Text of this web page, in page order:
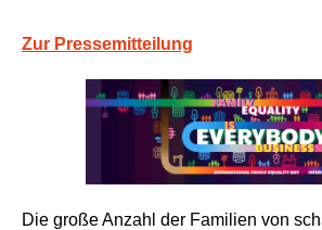
Zur Pressemitteilung
Die große Anzahl der Familien von